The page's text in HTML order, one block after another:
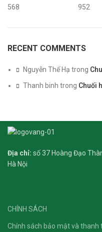
568 952
RECENT COMMENTS
Nguyễn Thế Hạ trong
Thanh binh trong Chuối
Địa chỉ: số 37 Hoàng Đạo
Hà Nội
CHÍNH SÁCH
Chính sách bảo mật và thanh